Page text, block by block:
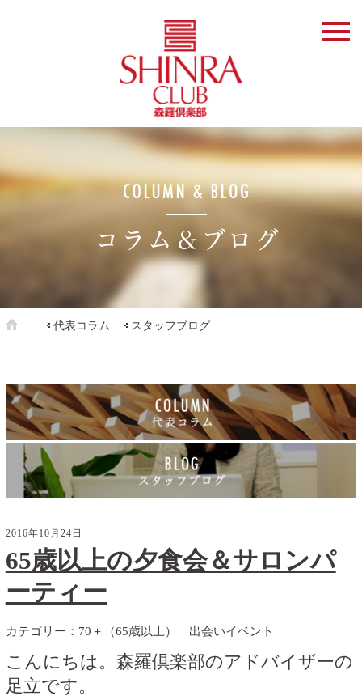
代表コラム スタッフブログ
2016年10月24日
65歳以上の夕食会＆サロンパ
ーティー
カテゴリー： 70＋（65歳以上） 出会いイベント
こんにちは。森羅倶楽部のアドバイザーの
足立です。